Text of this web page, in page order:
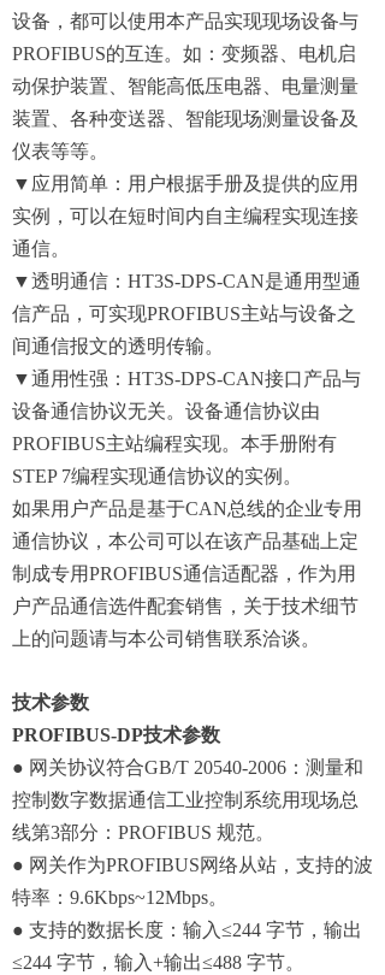
设备，都可以使用本产品实现现场设备与
PROFIBUS的互连。如：变频器、电机启
动保护装置、智能高低压电器、电量测量
装置、各种变送器、智能现场测量设备及
仪表等等。
▼应用简单：用户根据手册及提供的应用
实例，可以在短时间内自主编程实现连接
通信。
▼透明通信：HT3S-DPS-CAN是通用型通
信产品，可实现PROFIBUS主站与设备之
间通信报文的透明传输。
▼通用性强：HT3S-DPS-CAN接口产品与
设备通信协议无关。设备通信协议由
PROFIBUS主站编程实现。本手册附有
STEP 7编程实现通信协议的实例。
如果用户产品是基于CAN总线的企业专用
通信协议，本公司可以在该产品基础上定
制成专用PROFIBUS通信适配器，作为用
户产品通信选件配套销售，关于技术细节
上的问题请与本公司销售联系洽谈。
技术参数
PROFIBUS-DP技术参数
● 网关协议符合GB/T 20540-2006：测量和
控制数字数据通信工业控制系统用现场总
线第3部分：PROFIBUS 规范。
● 网关作为PROFIBUS网络从站，支持的波
特率：9.6Kbps~12Mbps。
● 支持的数据长度：输入≤244 字节，输出
≤244 字节，输入+输出≤488 字节。